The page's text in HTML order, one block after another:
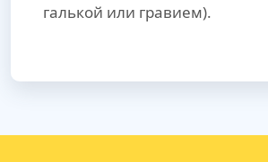
галькой или гравием).